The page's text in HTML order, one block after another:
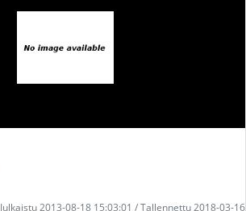
Julkaistu 2013-08-18 15:03:01 / Tallennettu 2018-03-16